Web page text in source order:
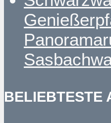
BELIEBTESTE